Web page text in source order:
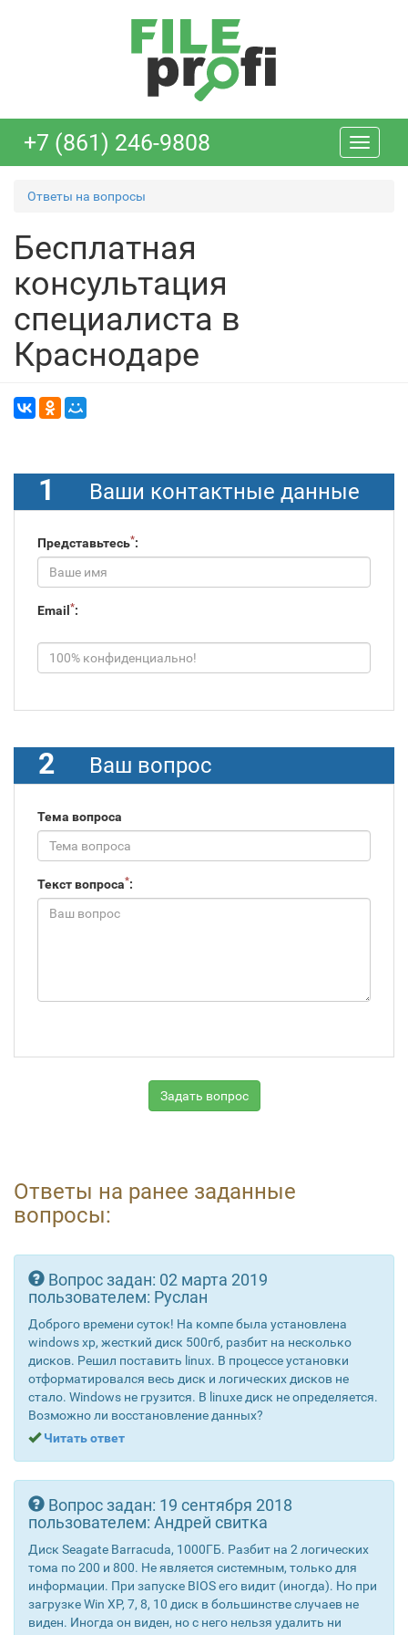
Toggle
+7 (861) 246-9808
Ответы на вопросы
Бесплатная
консультация
специалиста в
Краснодаре
1 Ваши контактные данные
Представьтесь*:
Email *:
2 Ваш вопрос
Тема вопроса
Текст вопроса*:
Ответы на ранее заданные
вопросы:
Вопрос задан: 02 марта 2019
пользователем: Руслан
Доброго времени суток! На компе была установлена
windows xp, жесткий диск 500гб, разбит на несколько
дисков. Решил поставить linux. В процессе установки
отформатировался весь диск и логических дисков не
стало. Windows не грузится. В linuxe диск не определяется.
Возможно ли восстановление данных?
Читать ответ
Вопрос задан: 19 сентября 2018
пользователем: Андрей свитка
Диск Seagate Barracuda, 1000ГБ. Разбит на 2 логических
тома по 200 и 800. Не является системным, только для
информации. При запуске BIOS его видит (иногда). Но при
загрузке Win XP, 7, 8, 10 диск в большинстве случаев не
виден. Иногда он виден, но с него нельзя удалить ни